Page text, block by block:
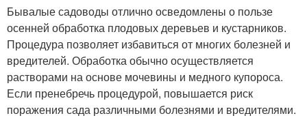
Бывалые садоводы отлично осведомлены о пользе
осенней обработка плодовых деревьев и кустарников.
Процедура позволяет избавиться от многих болезней и
вредителей. Обработка обычно осуществляется
растворами на основе мочевины и медного купороса.
Если пренебречь процедурой, повышается риск
поражения сада различными болезнями и вредителями.